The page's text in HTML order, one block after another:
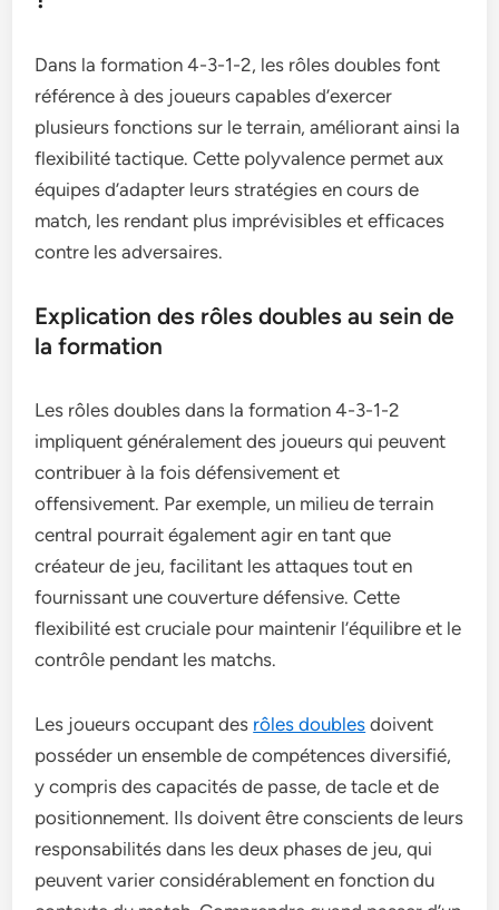
Dans la formation 4-3-1-2, les rôles doubles font
référence à des joueurs capables d’exercer
plusieurs fonctions sur le terrain, améliorant ainsi la
flexibilité tactique. Cette polyvalence permet aux
équipes d’adapter leurs stratégies en cours de
match, les rendant plus imprévisibles et efficaces
contre les adversaires.
Explication des rôles doubles au sein de
la formation
Les rôles doubles dans la formation 4-3-1-2
impliquent généralement des joueurs qui peuvent
contribuer à la fois défensivement et
offensivement. Par exemple, un milieu de terrain
central pourrait également agir en tant que
créateur de jeu, facilitant les attaques tout en
fournissant une couverture défensive. Cette
flexibilité est cruciale pour maintenir l’équilibre et le
contrôle pendant les matchs.
Les joueurs occupant des rôles doubles doivent
posséder un ensemble de compétences diversifié,
y compris des capacités de passe, de tacle et de
positionnement. Ils doivent être conscients de leurs
responsabilités dans les deux phases de jeu, qui
peuvent varier considérablement en fonction du